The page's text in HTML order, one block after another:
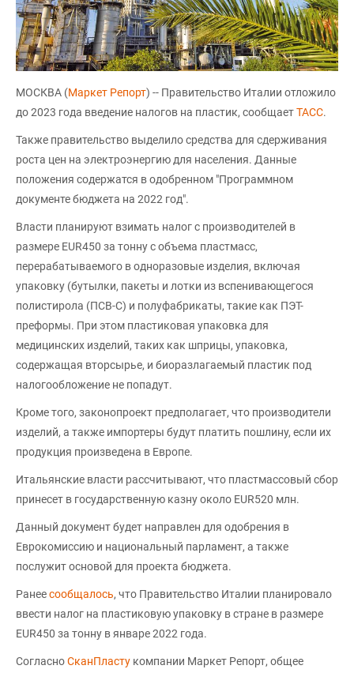
МОСКВА (Маркет Репорт) -- Правительство Италии отложило
до 2023 года введение налогов на пластик, сообщаетТАСС.
Также правительство выделило средства для сдерживания
роста цен на электроэнергию для населения. Данные
положения содержатся в одобренном "Программном
документе бюджета на 2022 год".
Власти планируют взимать налог с производителей в
размере EUR450 за тонну с объема пластмасс,
перерабатываемого в одноразовые изделия, включая
упаковку (бутылки, пакеты и лотки из вспенивающегося
полистирола (ПСВ-С) и полуфабрикаты, такие как ПЭТ-
преформы. При этом пластиковая упаковка для
медицинских изделий, таких как шприцы, упаковка,
содержащая вторсырье, и биоразлагаемый пластик под
налогообложение не попадут.
Кроме того, законопроект предполагает, что производители
изделий, а также импортеры будут платить пошлину, если их
продукция произведена в Европе.
Итальянские власти рассчитывают, что пластмассовый сбор
принесет в государственную казну около EUR520 млн.
Данный документ будет направлен для одобрения в
Еврокомиссию и национальный парламент, а также
послужит основой для проекта бюджета.
Ранеесообщалось, что Правительство Италии планировало
ввести налог на пластиковую упаковку в стране в размере
EUR450 за тонну в январе 2022 года.
СогласноСканПласту компании Маркет Репорт, общее